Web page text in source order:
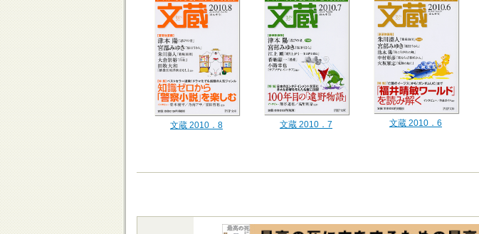
文蔵 2010．8 文蔵 2010．7 文蔵 2010．6